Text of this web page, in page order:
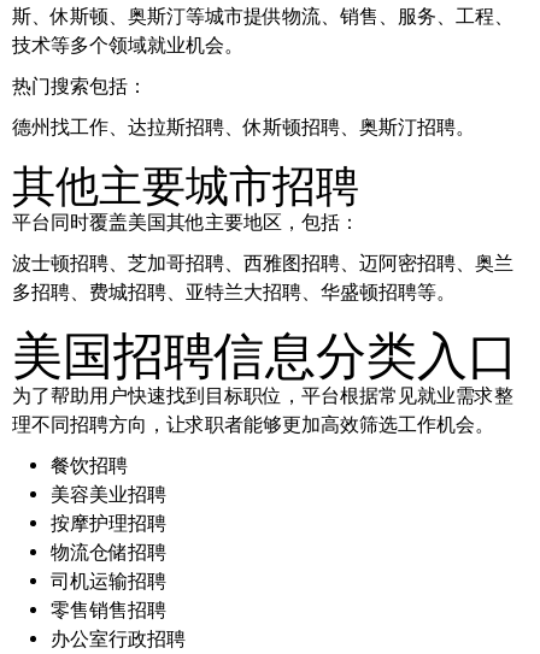
斯、休斯顿、奥斯汀等城市提供物流、销售、服务、工程、
技术等多个领域就业机会。
热门搜索包括：
德州找工作、达拉斯招聘、休斯顿招聘、奥斯汀招聘。
其他主要城市招聘
平台同时覆盖美国其他主要地区，包括：
波士顿招聘、芝加哥招聘、西雅图招聘、迈阿密招聘、奥兰
多招聘、费城招聘、亚特兰大招聘、华盛顿招聘等。
美国招聘信息分类入口
为了帮助用户快速找到目标职位，平台根据常见就业需求整
理不同招聘方向，让求职者能够更加高效筛选工作机会。
餐饮招聘
美容美业招聘
按摩护理招聘
物流仓储招聘
司机运输招聘
零售销售招聘
办公室行政招聘